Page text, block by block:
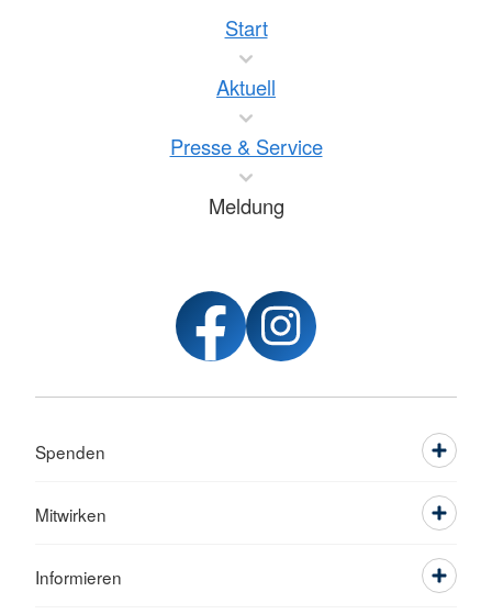
Start
Aktuell
Presse & Service
Meldung
Spenden
Mitwirken
Informieren